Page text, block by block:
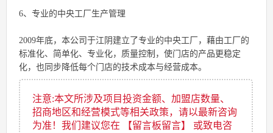
6、专业的中央工厂生产管理
2009年底，本公司于江阴建立了专业的中央工厂，藉由工厂的
标准化、简单化、专业化，质量控制，使门店的产品更稳定
化，也同步降低每个门店的技术成本与经营成本。
注意:本文所涉及项目投资金额、加盟店数量、
招商地区和经营模式等相关政策，请以最新咨询
为准！我们建议您在 【留言板留言】 或致电咨